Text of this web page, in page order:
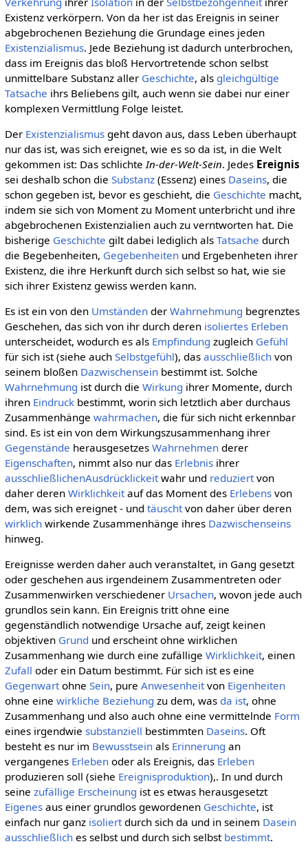
Existenz verkörpern. Von da her ist das Ereignis in seiner
abgebrochenen Beziehung die Grundage eines jeden
Existenzialismus. Jede Beziehung ist dadurch unterbrochen,
dass im Ereignis das bloß Hervortretende schon selbst
unmittelbare Substanz aller Geschichte, als gleichgültige
Tatsache ihrs Beliebens gilt, auch wenn sie dabei nur einer
komplexen Vermittlung Folge leistet.
Der Existenzialismusgeht davon aus, dass Leben überhaupt
nur das ist, was sich ereignet, wie es so da ist, in die Welt
gekommen ist: Das schlichte In-der-Welt-Sein. Jedes Ereignis
sei deshalb schon die Substanz(Essenz) eines Daseins, die
schon gegeben ist, bevor es geschieht, die Geschichte macht,
indem sie sich von Moment zu Moment unterbricht und ihre
abgebrochenen Existenzialien auch zu verntworten hat. Die
bisherige Geschichte gilt dabei lediglich als Tatsache durch
die Begebenheiten, Gegebenheitenund Ergebenheten ihrer
Existenz, die ihre Herkunft durch sich selbst so hat, wie sie
sich ihrer Existenz gewiss werden kann.
Es ist ein von den Umständender Wahrnehmung begrenztes
Geschehen, das sich von ihr durch deren isoliertes Erleben
unterscheidet, wodurch es als Empfindung zugleich Gefühl
für sich ist (siehe auch Selbstgefühl), das ausschließlichvon
seinem bloßen Dazwischenseinbestimmt ist. Solche
Wahrnehmung ist durch die Wirkung ihrer Momente, durch
ihren Eindruckbestimmt, worin sich letztlich aber durchaus
Zusammenhänge wahrmachen, die für sich nicht erkennbar
sind. Es ist ein von dem Wirkungszusammenhang ihrer
Gegenstände herausgesetzes Wahrnehmenderer
Eigenschaften, nimmt also nur das Erlebnisihrer
ausschließlichenAusdrücklickeitwahr und reduziertvon
daher deren Wirklichkeitauf das Moment des Erlebensvon
dem, was sich ereignet - und täuschtvon daher über deren
wirklichwirkende Zusammenhänge ihres Dazwischenseins
hinweg.
Ereignisse werden daher auch veranstaltet, in Gang gesetzt
oder geschehen aus irgendeinem Zusammentreten oder
Zusammenwirken verschiedener Ursachen, wovon jede auch
grundlos sein kann. Ein Ereignis tritt ohne eine
gegenständlich notwendige Ursache auf, zeigt keinen
objektiven Grund und erscheint ohne wirklichen
Zusammenhang wie durch eine zufällige Wirklichkeit, einen
Zufall oder ein Datum bestimmt. Für sich ist es eine
Gegenwartohne Sein, pure Anwesenheitvon Eigenheiten
ohne eine wirkliche Beziehung zu dem, was da ist, ohne
Zusammenhang und also auch ohne eine vermittelnde Form
eines irgendwie substanziell bestimmten Daseins. Oft
besteht es nur im Bewusstseinals Erinnerung an
vergangenes Erlebenoder als Ereignis, das Erleben
produzieren soll (siehe Ereignisproduktion),. In und durch
seine zufällige Erscheinung ist es etwas herausgesetzt
Eigenesaus einer grundlos gewordenen Geschichte, ist
einfach nur ganz isoliertdurch sich da und in seinem Dasein
ausschließliches selbst und durch sich selbst bestimmt.